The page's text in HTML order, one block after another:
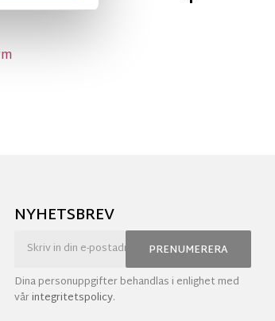
NYHETSBREV
PRENUMERERA
Dina personuppgifter behandlas i enlighet med
vårintegritetspolicy.